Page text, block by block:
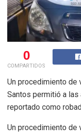
0
COMPARTIDOS
Un procedimiento de
Santos permitió a las
reportado como
Un procedimiento de